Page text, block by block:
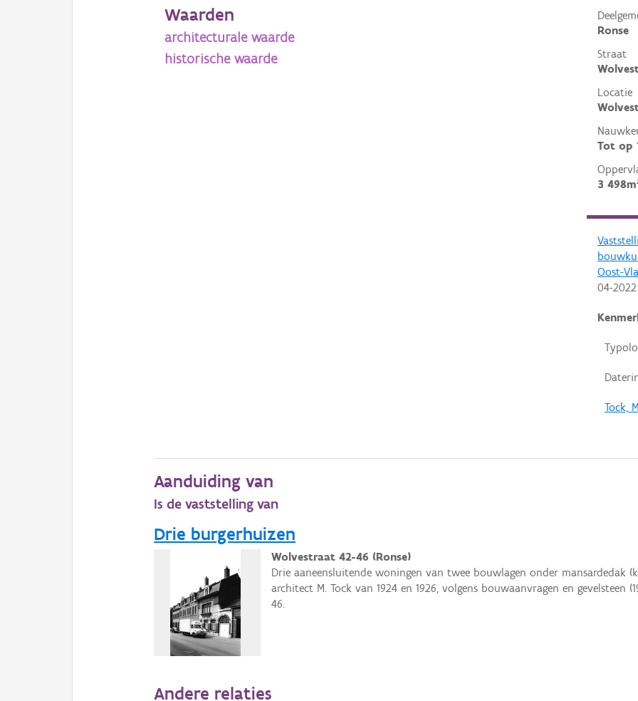
Ronse
Straat
Locatie
Tot op
3
Oost-
04-2022
Tock,
Waarden
architecturale waarde
historische waarde
Aanduiding van
Is de vaststelling van
Drie burgerhuizen
Wolvestraat 42-46 (Ronse)
Drie aaneensluitende woningen van twee bouwlagen onder mansardedak
architect M. Tock van 1924 en 1926, volgens bouwaanvragen en gevelsteen
46.
Andere relaties